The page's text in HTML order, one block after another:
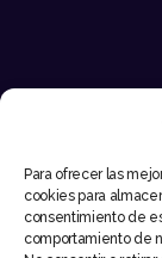
Para ofrecer las
cookies para
consentimiento de
comportamiento de